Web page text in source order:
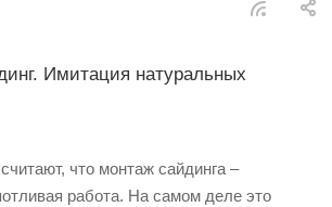
Имитация натуральных
что монтаж сайдинга –
работа. На самом деле это